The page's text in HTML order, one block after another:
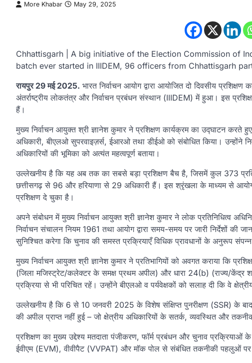
More Khabar May 29, 2025
Chhattisgarh | A big initiative of the Election Commission of
batch ever started in IIIDEM, 96 officers from Chhattisgarh
रायपुर 29 मई 2025. भारत निर्वाचन आयोग द्वारा आयोजित दो दिवसीय
अंतर्राष्ट्रीय लोकतंत्र और निर्वाचन प्रबंधन संस्थान (IIIDEM) में हुआ। इस
हैं।
मुख्य निर्वाचन आयुक्त श्री ज्ञानेश कुमार ने प्रशिक्षण कार्यक्रम का उद्घाटन
अधिकारी, बीएलओ सुपरवाइज़र्स, ईआरओ तथा डीईओ को संबोधित किया। उन्होंने
अधिकारियों की भूमिका को अत्यंत महत्वपूर्ण बताया।
उल्लेखनीय है कि यह अब तक का सबसे बड़ा प्रशिक्षण बैच है, जिसमें कुल 373
छत्तीसगढ़ से 96 और हरियाणा से 29 अधिकारी हैं। इस श्रृंखला के माध्यम से
प्रशिक्षण दे चुका है।
अपने संबोधन में मुख्य निर्वाचन आयुक्त श्री ज्ञानेश कुमार ने लोक प्रतिनिधित्व
निर्वाचन संचालन नियम 1961 तथा आयोग द्वारा समय-समय पर जारी निर्देशों की
सुनिश्चित करेगा कि चुनाव की समस्त प्रक्रियाएँ विधिक प्रावधानों के अनुरूप संपन्न
मुख्य निर्वाचन आयुक्त श्री ज्ञानेश कुमार ने प्रतिभागियों को अवगत कराया कि
(जिला मजिस्ट्रेट/कलेक्टर के समक्ष प्रथम अपील) और धारा 24(b) (राज्य/केंद्र
प्रक्रिया से भी परिचित रहें। उन्होंने बीएलओ व पर्यवेक्षकों को सलाह दी कि वे
उल्लेखनीय है कि 6 से 10 जनवरी 2025 के विशेष संक्षिप्त पुनरीक्षण (SSR) के
की अपील प्राप्त नहीं हुई – जो क्षेत्रीय अधिकारियों के सतर्क, व्यवस्थित और
प्रशिक्षण का मुख्य उद्देश्य मतदाता पंजीकरण, फॉर्म प्रबंधन और चुनाव प्रक्रियाओं
ईवीएम (EVM), वीवीपैट (VVPAT) और मॉक पोल से संबंधित तकनीकी पहलुओं पर